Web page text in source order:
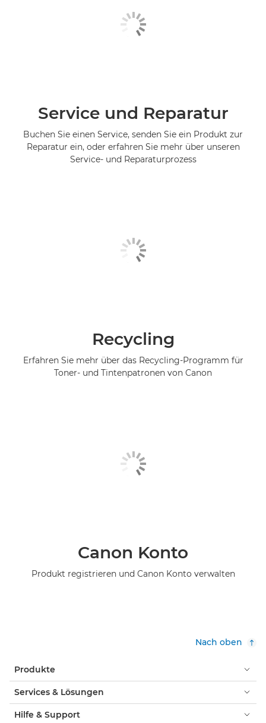
Service und Reparatur
Buchen Sie einen Service, senden Sie ein Produkt zur
Reparatur ein, oder erfahren Sie mehr über unseren
Service- und Reparaturprozess
Recycling
Erfahren Sie mehr über das Recycling-Programm für
Toner- und Tintenpatronen von Canon
Canon Konto
Produkt registrieren und Canon Konto verwalten
Nach oben
Produkte
Services & Lösungen
Hilfe & Support